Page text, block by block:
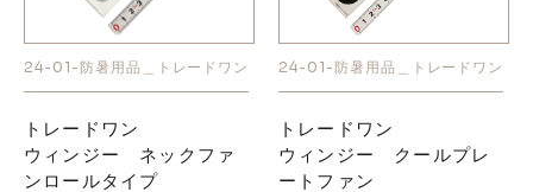
24-01-防暑用品＿トレードワン
トレードワン
ウィンジー ネックファ
ンロールタイプ
24-01-防暑用品＿トレードワン
トレードワン
ウィンジー クールプレ
ートファン